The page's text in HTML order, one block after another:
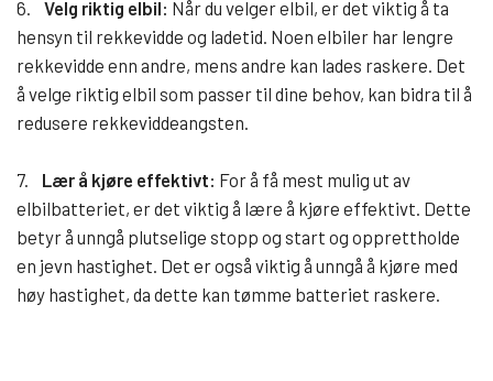
6. Velg riktig elbil: Når du velger elbil, er det viktig å ta
hensyn til rekkevidde og ladetid. Noen elbiler har lengre
rekkevidde enn andre, mens andre kan lades raskere. Det
å velge riktig elbil som passer til dine behov, kan bidra til å
redusere rekkeviddeangsten.
7. Lær å kjøre effektivt: For å få mest mulig ut av
elbilbatteriet, er det viktig å lære å kjøre effektivt. Dette
betyr å unngå plutselige stopp og start og opprettholde
en jevn hastighet. Det er også viktig å unngå å kjøre med
høy hastighet, da dette kan tømme batteriet raskere.